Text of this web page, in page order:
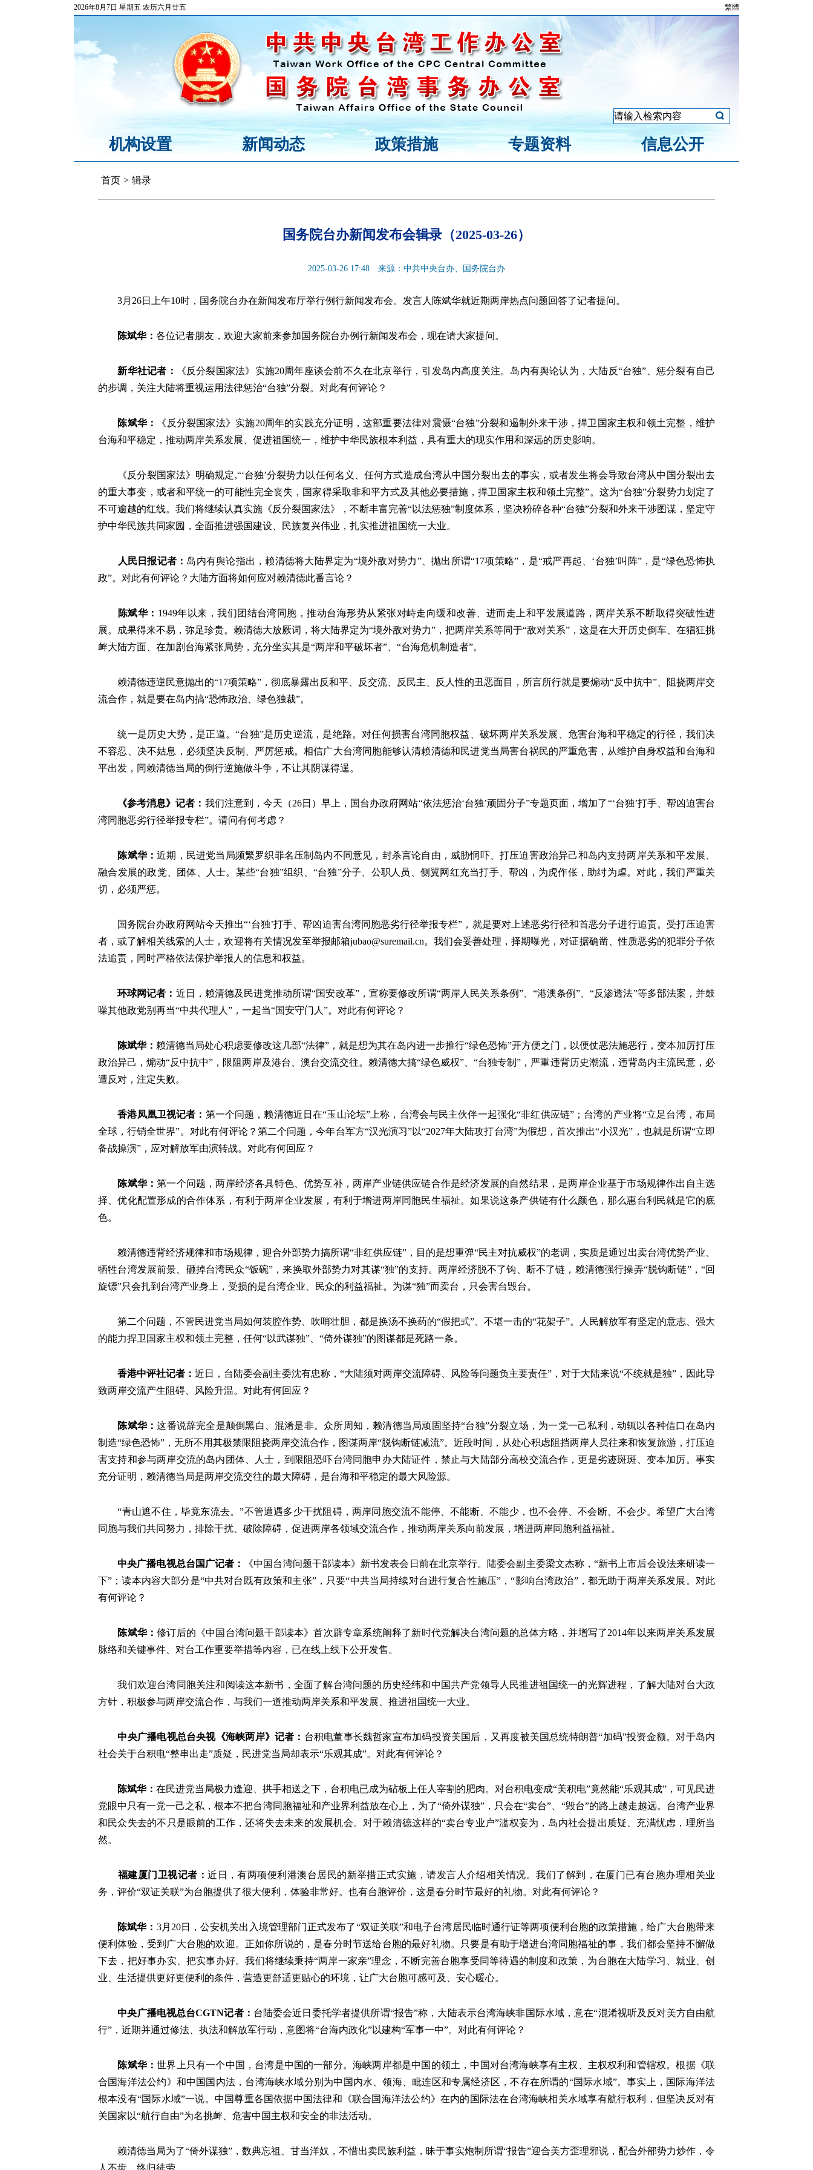
2026年8月7日 星期五 农历六月廿五 繁體
机构设置 新闻动态 政策措施 专题资料 信息公开
首页 > 辑录
国务院台办新闻发布会辑录（2025-03-26）
2025-03-26 17:48 来源：中共中央台办、国务院台办
3月 26日 上午10时， 国务院台办在新闻发布厅举行例行新闻发布会。发言人 陈斌华就近期两岸热点问题回答了记者提问。
陈斌华： 各位记者朋友，欢迎大家前来参加国务院台办例行新闻发布会，现在请大家提问。
新华社记者 ：
《反分裂国家法》实施20周年座谈会前不久在北京举行，引发岛内高度关注。岛内有舆论认为，大陆反“台独”、惩分裂有自己
的步调，关注大陆将重视运用法律惩治“台独”分裂。对此有何评论？
陈斌华：
《反分裂国家法》实施20周年的实践充分证明，这部重要法律对震慑“台独”分裂和遏制外来干涉，捍卫国家主权和领土完整，维护
台海和平稳定，推动两岸关系发展、促进祖国统一，维护中华民族根本利益，具有重大的现实作用和深远的历史影响。
《反分裂国家法》明确规定,“‘台独’分裂势力以任何名义、任何方式造成台湾从中国分裂出去的事实，或者发生将会导致台湾从中国分裂出去
的重大事变，或者和平统一的可能性完全丧失，国家得采取非和平方式及其他必要措施，捍卫国家主权和领土完整”。这为“台独”分裂势力划定了
不可逾越的红线。我们将继续认真实施《反分裂国家法》，不断丰富完善“以法惩独”制度体系，坚决粉碎各种“台独”分裂和外来干涉图谋，坚定守
护中华民族共同家园，全面推进强国建设、民族复兴伟业，扎实推进祖国统一大业。
人民日报记者 ： 岛内有舆论指出，赖清德将大陆界定为“境外敌对势力”、抛出所谓“17项策略”，是“戒严再起、‘台独’叫阵”，是“绿色恐怖执
政”。对此有何评论？大陆方面将如何应对赖清德此番言论？
陈斌华： 1949年以来，我们团结台湾同胞，推动台海形势从紧张对峙走向缓和改善、进而走上和平发展道路，两岸关系不断取得突破性进
展。成果得来不易，弥足珍贵。赖清德大放厥词，将大陆界定为“境外敌对势力”，把两岸关系等同于“敌对关系”，这是在大开历史倒车、在猖狂挑
衅大陆方面、在加剧台海紧张局势，充分坐实其是“两岸和平破坏者”、“台海危机制造者”。
赖清德违逆民意抛出的“17项策略”，彻底暴露出反和平、反交流、反民主、反人性的丑恶面目，所言所行就是要煽动“反中抗中”、阻挠两岸交
流合作，就是要在岛内搞“恐怖政治、绿色独裁”。
统一是历史大势，是正道。“台独”是历史逆流，是绝路。对任何损害台湾同胞权益、破坏两岸关系发展、危害台海和平稳定的行径，我们决
不容忍、决不姑息，必须坚决反制、严厉惩戒。相信广大台湾同胞能够认清赖清德和民进党当局害台祸民的严重危害，从维护自身权益和台海和
平出发，同赖清德当局的倒行逆施做斗争，不让其阴谋得逞。
《参考消息》记者 ： 我们注意到，今天（26日）早上，国台办政府网站“依法惩治‘台独’顽固分子”专题页面，增加了“‘台独’打手、帮凶迫害台
湾同胞恶劣行径举报专栏”。请问有何考虑？
陈斌华：近期，民进党当局频繁罗织罪名压制岛内不同意见，封杀言论自由，威胁恫吓、打压迫害政治异己和岛内支持两岸关系和平发展、
融合发展的政党、团体、人士。某些“台独”组织、“台独”分子、公职人员、侧翼网红充当打手、帮凶，为虎作伥，助纣为虐。对此，我们严重关
切，必须严惩。
国务院台办政府网站今天推出“‘台独’打手、帮凶迫害台湾同胞恶劣行径举报专栏”，就是要对上述恶劣行径和首恶分子进行追责。受打压迫害
者，或了解相关线索的人士，欢迎将有关情况发至举报邮箱jubao@suremail.cn。我们会妥善处理，择期曝光，对证据确凿、性质恶劣的犯罪分子依
法追责，同时严格依法保护举报人的信息和权益。
环球网记者 ： 近日，赖清德及民进党推动所谓“国安改革”，宣称要修改所谓“两岸人民关系条例”、“港澳条例”、“反渗透法”等多部法案，并鼓
噪其他政党别再当“中共代理人”，一起当“国安守门人”。对此有何评论？
陈斌华： 赖清德当局处心积虑要修改这几部“法律”，就是想为其在岛内进一步推行“绿色恐怖”开方便之门，以便仗恶法施恶行，变本加厉打压
政治异己，煽动“反中抗中”，限阻两岸及港台、澳台交流交往。赖清德大搞“绿色威权”、“台独专制”，严重违背历史潮流，违背岛内主流民意，必
遭反对，注定失败。
香港凤凰卫视记者 ： 第一个问题，赖清德近日在“玉山论坛”上称，台湾会与民主伙伴一起强化“非红供应链”；台湾的产业将“立足台湾，布局
全球，行销全世界”。对此有何评论？第二个问题，今年台军方“汉光演习”以“2027年大陆攻打台湾”为假想，首次推出“小汉光”，也就是所谓“立即
备战操演”，应对解放军由演转战。对此有何回应？
陈斌华：第一个问题，两岸经济各具特色、优势互补，两岸产业链供应链合作是经济发展的自然结果，是两岸企业基于市场规律作出自主选
择、优化配置形成的合作体系，有利于两岸企业发展，有利于增进两岸同胞民生福祉。如果说这条产供链有什么颜色，那么惠台利民就是它的底
色。
赖清德违背经济规律和市场规律，迎合外部势力搞所谓“非红供应链”，目的是想重弹“民主对抗威权”的老调，实质是通过出卖台湾优势产业、
牺牲台湾发展前景、砸掉台湾民众“饭碗”，来换取外部势力对其谋“独”的支持。两岸经济脱不了钩
断不了链，赖清德强行操弄“脱钩断链”，“回
旋镖”只会扎到台湾产业身上，受损的是台湾企业、民众的利益福祉。为谋“独”而卖台，只会害台毁台。
第二个问题，不管民进党当局如何装腔作势、吹哨壮胆，都是换汤不换药的“假把式”、不堪一击的“花架子”。人民解放军有坚定的意志、强大
的能力捍卫国家主权和领土完整，任何“以武谋独”、“倚外谋独”的图谋都是死路一条。
香港中评社记者 ： 近日，台陆委会副主委沈有忠称，“大陆须对两岸交流障碍、风险等问题负主要责任”，对于大陆来说“不统就是独”，因此导
致两岸交流产生阻碍、风险升温。对此有何回应？
陈斌华：这番说辞完全是颠倒黑白、混淆是非。众所周知，赖清德当局顽固坚持“台独”分裂立场，为一党一己私利，动辄以各种借口在岛内
制造“绿色恐怖”，无所不用其极禁限阻挠两岸交流合作，图谋两岸“脱钩断链减流”。近段时间，从处心积虑阻挡两岸人员往来和恢复旅游，打压迫
害支持和参与两岸交流的岛内团体、人士，到限阻恐吓台湾同胞申办大陆证件，禁止与大陆部分高校交流合作，更是劣迹斑斑、变本加厉。事实
充分证明，赖清德当局是两岸交流交往的最大障碍，是台海和平稳定的最大风险源。
“青山遮不住，毕竟东流去。”不管遭遇多少干扰阻碍，两岸同胞交流不能停、不能断、不能少，也不会停、不会断、不会少。希望广大台湾
同胞与我们共同努力，排除干扰、破除障碍，促进两岸各领域交流合作，推动两岸关系向前发展，增进两岸同胞利益福祉。
中央广播电视总台国广记者 ：
《中国台湾问题干部读本》新书发表会日前在北京举行。陆委会副主委梁文杰称，“新书上市后会设法来研读一
下”；读本内容大部分是“中共对台既有政策和主张”，只要“中共当局持续对台进行复合性施压”，“影响台湾政治”，都无助于两岸关系发展。对此
有何评论？
陈斌华：修订后的《中国台湾问题干部读本》首次辟专章系统阐释了新时代党解决台湾问题的总体方略，并增写了2014年以来两岸关系发展
脉络和关键事件、对台工作重要举措等内容，已在线上线下公开发售。
我们欢迎台湾同胞关注和阅读这本新书，全面了解台湾问题的历史经纬和中国共产党领导人民推进祖国统一的光辉进程，了解大陆对台大政
方针，积极参与两岸交流合作，与我们一道推动两岸关系和平发展、推进祖国统一大业。
中央广播电视总台央视《海峡两岸》记者 ： 台积电董事长魏哲家宣布加码投资美国后，又再度被美国总统特朗普“加码”投资金额。对于岛内
社会关于台积电“整串出走”质疑，民进党当局却表示“乐观其成”。对此有何评论？
陈斌华： 在民进党当局极力逢迎、拱手相送之下，台积电已成为砧板上任人宰割的肥肉。对台积电变成“美积电”竟然能“乐观其成”，可见民进
党眼中只有一党一己之私，根本不把台湾同胞福祉和产业界利益放在心上，为了“倚外谋独”，只会在“卖台”、“毁台”的路上越走越远。台湾产业界
和民众失去的不只是眼前的工作，还将失去未来的发展机会。对于赖清德这样的“卖台专业户”滥权妄为，岛内社会提出质疑、充满忧虑，理所当
然。
福建厦门卫视记者 ：近日，有两项便利港澳台居民的新举措正式实施，请发言人介绍相关情况。我们了解到，在厦门已有台胞办理相关业
务，评价“双证关联”为台胞提供了很大便利，体验非常好。也有台胞评价，这是春分时节最好的礼物。对此有何评论？
陈斌华： 3月20日，公安机关出入境管理部门正式发布了“双证关联”和电子台湾居民临时通行证等两项便利台胞的政策措施，给广大台胞带来
便利体验，受到广大台胞的欢迎。正如你所说的，是春分时节送给台胞的最好礼物。只要是有助于增进台湾同胞福祉的事，我们都会坚持不懈做
下去，把好事办实、把实事办好。我们将继续秉持“两岸一家亲”理念，不断完善台胞享受同等待遇的制度和政策，为台胞在大陆学习、就业、创
业、生活提供更好更便利的条件，营造更舒适更贴心的环境，让广大台胞可感可及、安心暖心。
中央广播电视总台CGTN记者： 台陆委会近日委托学者提供所谓“报告”称，大陆表示台湾海峡非国际水域，意在“混淆视听及反对美方自由航
行”，近期并通过修法、执法和解放军行动，意图将“台海内政化”以建构“军事一中”。对此有何评论？
陈斌华：世界上只有一个中国，台湾是中国的一部分。海峡两岸都是中国的领土，中国对台湾海峡享有主权、主权权利和管辖权。根据《联
合国海洋法公约》和中国国内法，台湾海峡水域分别为中国内水、领海、毗连区和专属经济区，不存在所谓的“国际水域”。事实上，国际海洋法
根本没有“国际水域”一说。中国尊重各国依据中国法律和《联合国海洋法公约》在内的国际法在台湾海峡相关水域享有航行权利，但坚决反对有
关国家以“航行自由”为名挑衅、危害中国主权和安全的非法活动。
赖清德当局为了“倚外谋独”，数典忘祖、甘当洋奴，不惜出卖民族利益，昧于事实炮制所谓“报告”迎合美方歪理邪说，配合外部势力炒作，令
人不齿，终归徒劳。